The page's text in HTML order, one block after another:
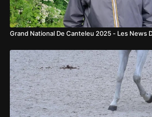
Grand National De Canteleu 2025 - Les News